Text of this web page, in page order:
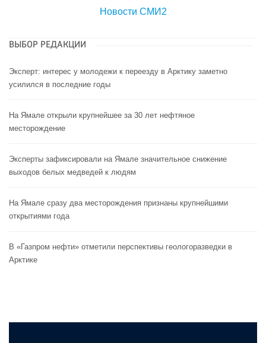
Новости СМИ2
ВЫБОР РЕДАКЦИИ
Эксперт: интерес у молодежи к переезду в Арктику заметно
усилился в последние годы
На Ямале открыли крупнейшее за 30 лет нефтяное
месторождение
Эксперты зафиксировали на Ямале значительное снижение
выходов белых медведей к людям
На Ямале сразу два месторождения признаны крупнейшими
открытиями года
В «Газпром нефти» отметили перспективы геологоразведки в
Арктике